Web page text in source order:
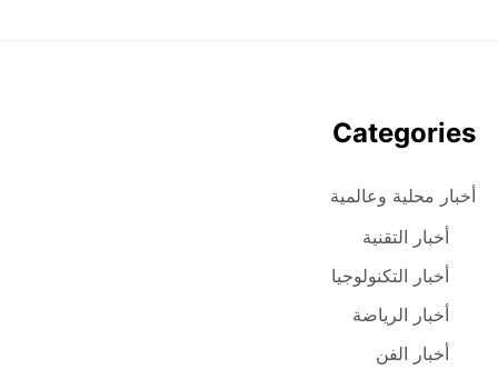
Categories
أخبار محلية وعالمية
أخبار التقنية
أخبار التكنولوجيا
أخبار الرياضة
أخبار الفن